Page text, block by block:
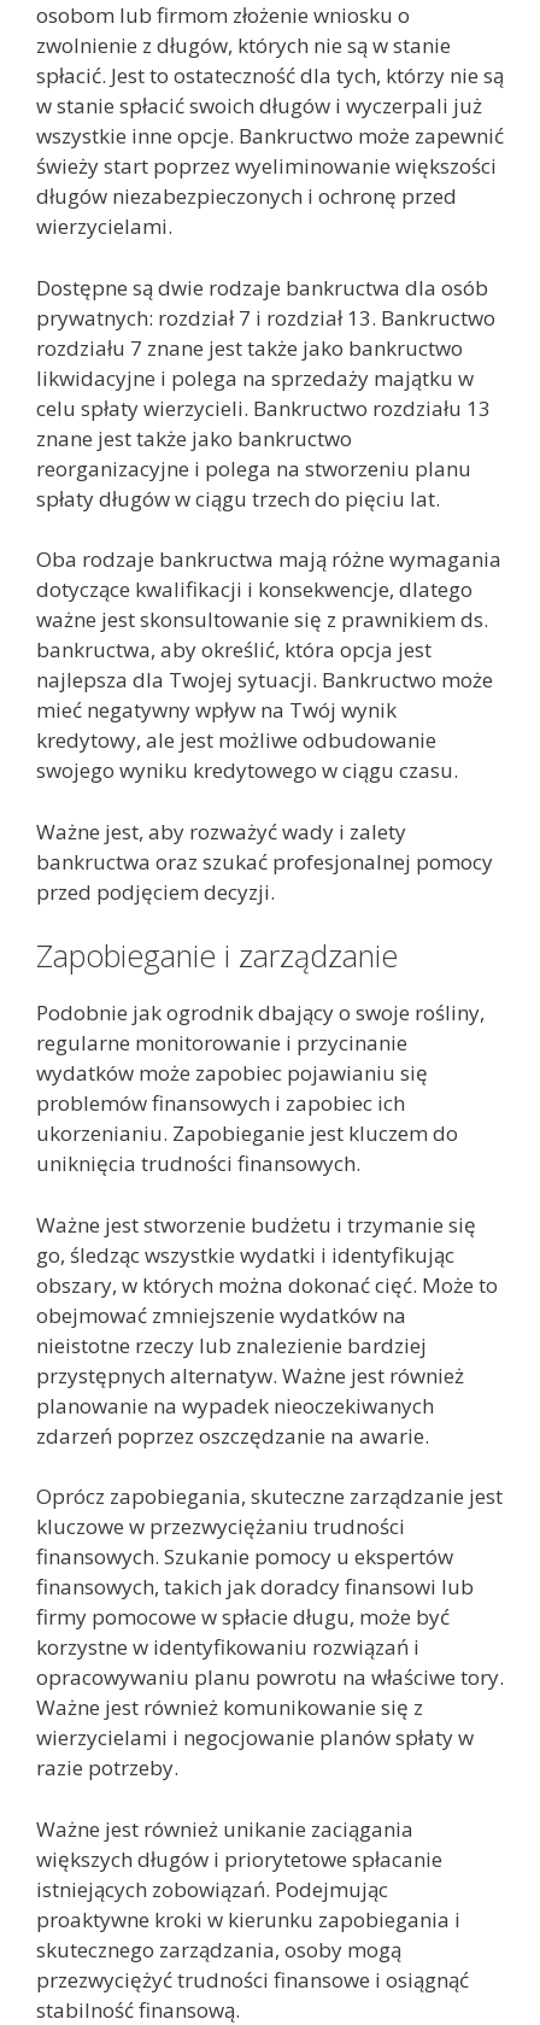
osobom lub firmom złożenie wniosku o
zwolnienie z długów, których nie są w stanie
spłacić. Jest to ostateczność dla tych, którzy nie są
w stanie spłacić swoich długów i wyczerpali już
wszystkie inne opcje. Bankructwo może zapewnić
świeży start poprzez wyeliminowanie większości
długów niezabezpieczonych i ochronę przed
wierzycielami.
Dostępne są dwie rodzaje bankructwa dla osób
prywatnych: rozdział 7 i rozdział 13. Bankructwo
rozdziału 7 znane jest także jako bankructwo
likwidacyjne i polega na sprzedaży majątku w
celu spłaty wierzycieli. Bankructwo rozdziału 13
znane jest także jako bankructwo
reorganizacyjne i polega na stworzeniu planu
spłaty długów w ciągu trzech do pięciu lat.
Oba rodzaje bankructwa mają różne wymagania
dotyczące kwalifikacji i konsekwencje, dlatego
ważne jest skonsultowanie się z prawnikiem ds.
bankructwa, aby określić, która opcja jest
najlepsza dla Twojej sytuacji. Bankructwo może
mieć negatywny wpływ na Twój wynik
kredytowy, ale jest możliwe odbudowanie
swojego wyniku kredytowego w ciągu czasu.
Ważne jest, aby rozważyć wady i zalety
bankructwa oraz szukać profesjonalnej pomocy
przed podjęciem decyzji.
Zapobieganie i zarządzanie
Podobnie jak ogrodnik dbający o swoje rośliny,
regularne monitorowanie i przycinanie
wydatków może zapobiec pojawianiu się
problemów finansowych i zapobiec ich
ukorzenianiu. Zapobieganie jest kluczem do
uniknięcia trudności finansowych.
Ważne jest stworzenie budżetu i trzymanie się
go, śledząc wszystkie wydatki i identyfikując
obszary, w których można dokonać cięć. Może to
obejmować zmniejszenie wydatków na
nieistotne rzeczy lub znalezienie bardziej
przystępnych alternatyw. Ważne jest również
planowanie na wypadek nieoczekiwanych
zdarzeń poprzez oszczędzanie na awarie.
Oprócz zapobiegania, skuteczne zarządzanie jest
kluczowe w przezwyciężaniu trudności
finansowych. Szukanie pomocy u ekspertów
finansowych, takich jak doradcy finansowi lub
firmy pomocowe w spłacie długu, może być
korzystne w identyfikowaniu rozwiązań i
opracowywaniu planu powrotu na właściwe tory.
Ważne jest również komunikowanie się z
wierzycielami i negocjowanie planów spłaty w
razie potrzeby.
Ważne jest również unikanie zaciągania
większych długów i priorytetowe spłacanie
istniejących zobowiązań. Podejmując
proaktywne kroki w kierunku zapobiegania i
skutecznego zarządzania, osoby mogą
przezwyciężyć trudności finansowe i osiągnąć
stabilność finansową.